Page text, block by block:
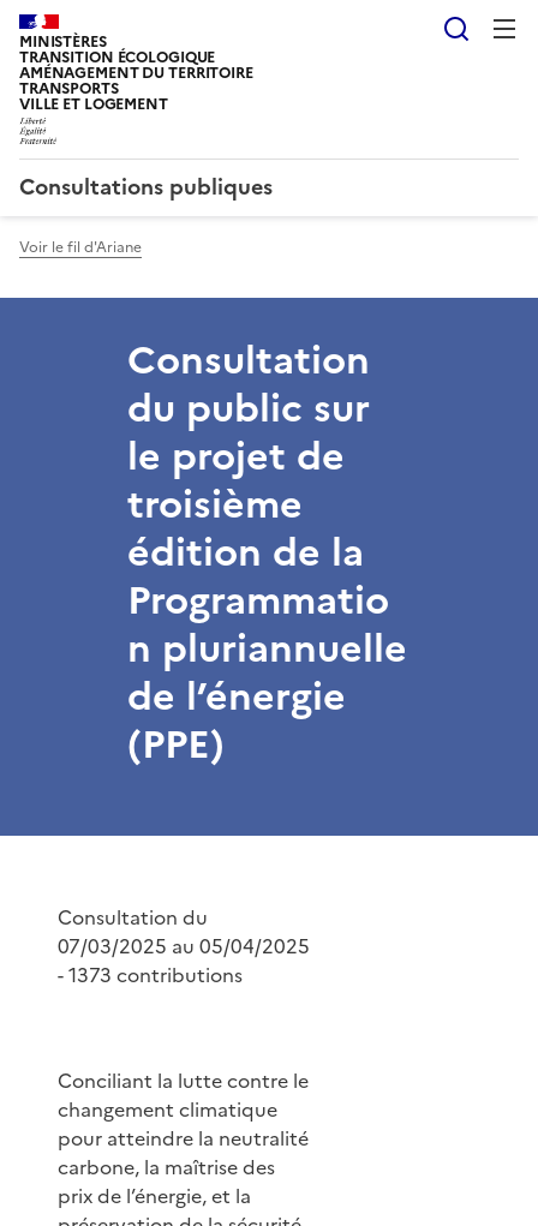
MINISTÈRES
TRANSITION ÉCOLOGIQUE
AMÉNAGEMENT DU TERRITOIRE
TRANSPORTS
VILLE ET LOGEMENT
Consultations publiques
Voir le fil d'Ariane
Consultation
du public sur
le projet de
troisième
édition de la
Programmatio
n pluriannuelle
de l’énergie
(PPE)
Consultation du
07/03/2025 au 05/04/2025
- 1373 contributions
Conciliant la lutte contre le
changement climatique
pour atteindre la neutralité
carbone, la maîtrise des
prix de l’énergie, et la